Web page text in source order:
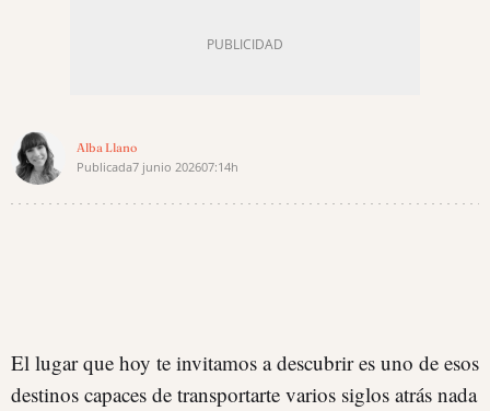
Alba Llano
Publicada7 junio 202607:14h
El lugar que hoy te invitamos a descubrir es uno de esos
destinos capaces de transportarte varios siglos atrás nada